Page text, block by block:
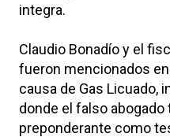
integra.
Claudio Bonadío y el
fueron mencionados
causa de Gas Licuado,
donde el falso abogado
preponderante como